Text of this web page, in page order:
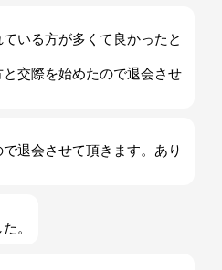
いる方が多くて良かったと
交際を始めたので退会させ
退会させて頂きます。あり
。